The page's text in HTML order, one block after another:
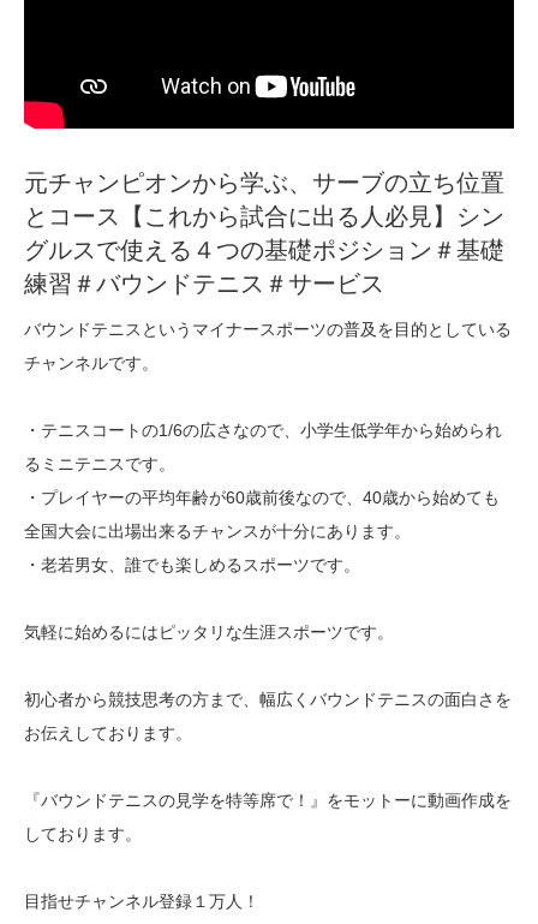
元チャンピオンから学ぶ、サーブの立ち位置
とコース【これから試合に出る人必見】シン
グルスで使える４つの基礎ポジション＃基礎
練習＃バウンドテニス＃サービス
バウンドテニスというマイナースポーツの普及を目的としている
チャンネルです。
・テニスコートの1/6の広さなので、小学生低学年から始められ
るミニテニスです。
・プレイヤーの平均年齢が60歳前後なので、40歳から始めても
全国大会に出場出来るチャンスが十分にあります。
・老若男女、誰でも楽しめるスポーツです。
気軽に始めるにはピッタリな生涯スポーツです。
初心者から競技思考の方まで、幅広くバウンドテニスの面白さを
お伝えしております。
『バウンドテニスの見学を特等席で！』をモットーに動画作成を
しております。
目指せチャンネル登録１万人！